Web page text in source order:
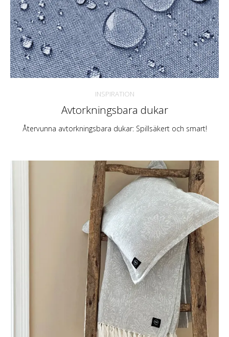
INSPIRATION
Avtorkningsbara dukar
Återvunna avtorkningsbara dukar: Spillsäkert och smart!